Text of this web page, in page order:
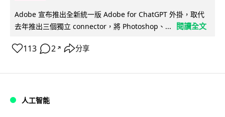
Adobe 宣布推出全新統一版 Adobe for ChatGPT 外掛，取代
去年推出三個獨立 connector，將 Photoshop、...
閱讀全文
113 2 ↗ 分享
人工智能